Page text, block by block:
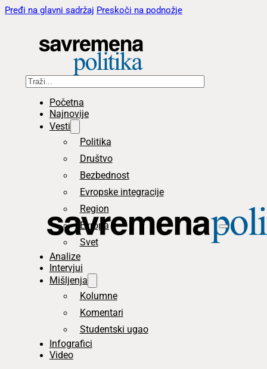
Pređi na glavni sadržaj Preskoči na podnožje
Pretraga
Početna
Najnovije
Vesti
Politika
Društvo
Bezbednost
Evropske integracije
Region
Evropa
Svet
Analize
Intervjui
Mišljenja
Kolumne
Komentari
Studentski ugao
Infografici
Video